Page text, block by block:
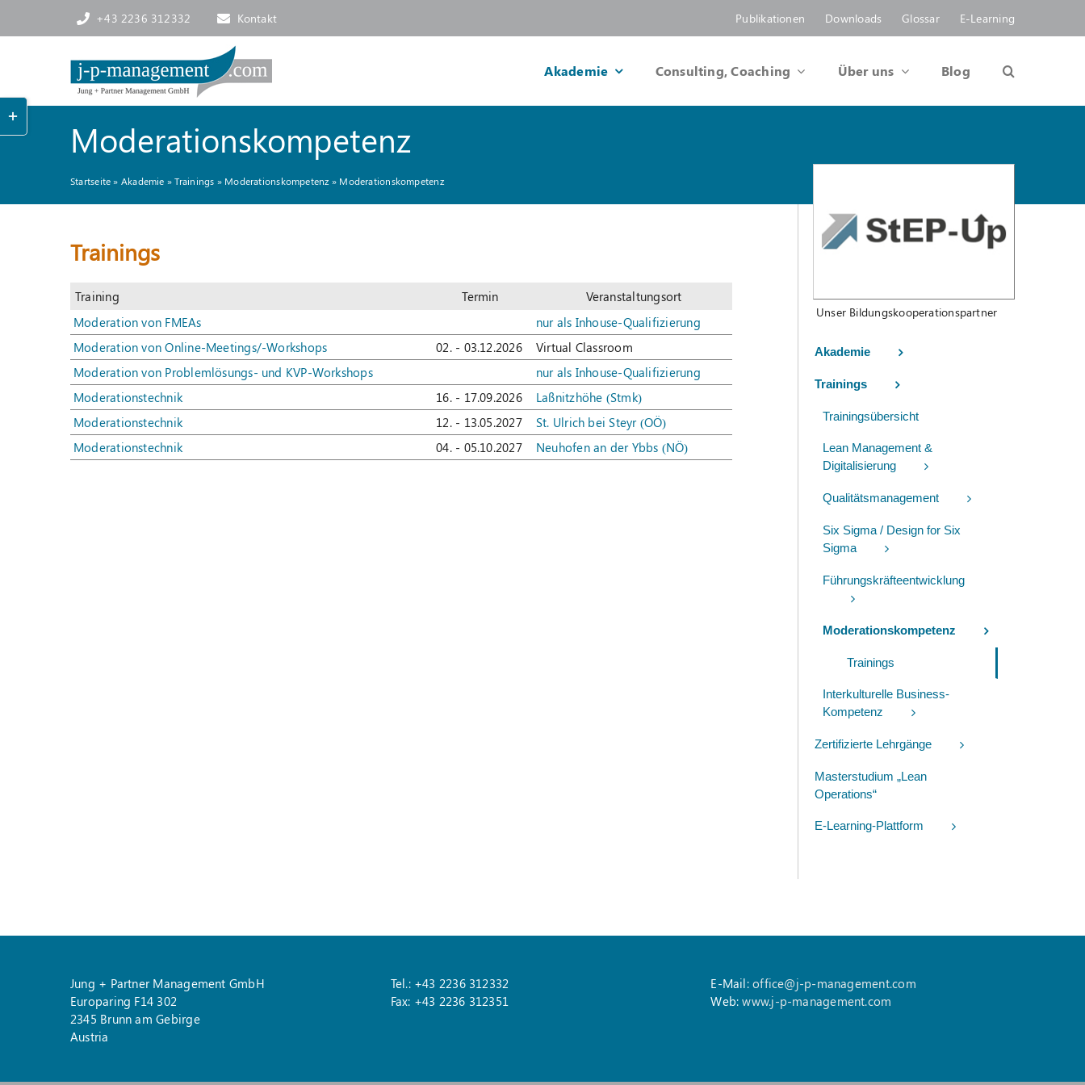
+43 2236 312332 Kontakt Publikationen Downloads Glossar E-Learning
Akademie Consulting, Coaching Über uns Blog
Moderationskompetenz
Startseite» Akademie »Trainings » Moderationskompetenz » Moderationskompetenz
Trainings
Training Termin
Veranstaltungsort
Moderation von FMEAs
nur als Inhouse-Qualifizierung
Moderation von Online-Meetings/-Workshops
02. - 03.12.2026
Virtual Classroom
Moderation von Problemlösungs- und KVP-Workshops
nur als Inhouse-Qualifizierung
Moderationstechnik
16. - 17.09.2026
Laßnitzhöhe (Stmk)
Moderationstechnik
12. - 13.05.2027
St. Ulrich bei Steyr (OÖ)
Moderationstechnik
04. - 05.10.2027 Neuhofen an der Ybbs (NÖ)
Unser Bildungskooperationspartner
Akademie
Trainings
Trainingsübersicht
Lean Management &
Digitalisierung
Qualitätsmanagement
Six Sigma / Design for Six
Sigma
Führungskräfteentwicklung
Moderationskompetenz
Trainings
Interkulturelle Business-
Kompetenz
Zertifizierte Lehrgänge
Masterstudium „Lean
Operations“
E-Learning-Plattform
Jung + Partner Management GmbH
Europaring F14 302
2345 Brunn am Gebirge
Austria
Tel.: +43 2236 312332
Fax: +43 2236 312351
E-Mail:office@j-p-management.com
Web:www.j-p-management.com